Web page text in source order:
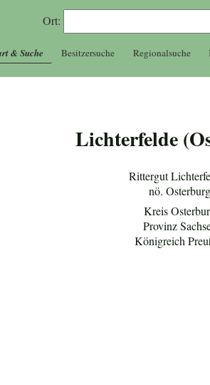
Ort:
& Suche Besitzersuche Regionalsuche
Lichterfelde
Rittergut
nö. Osterburg
Kreis
Provinz
Königreich